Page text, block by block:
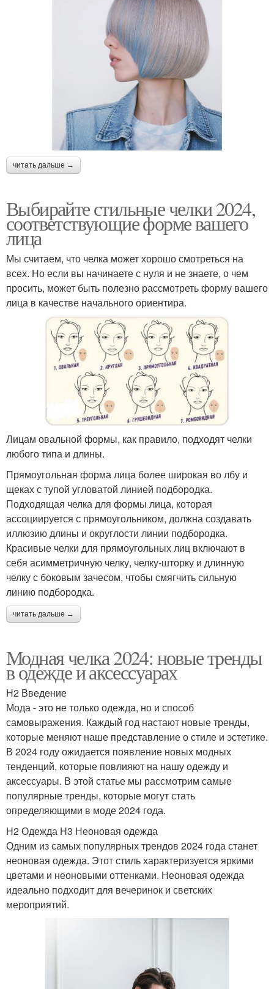
читать дальше →
Выбирайте стильные челки 2024,
соответствующие форме вашего
лица
Мы считаем, что челка может хорошо смотреться на
всех. Но если вы начинаете с нуля и не знаете, о чем
просить, может быть полезно рассмотреть форму вашего
лица в качестве начального ориентира.
Лицам овальной формы, как правило, подходят челки
любого типа и длины.
Прямоугольная форма лица более широкая во лбу и
щеках с тупой угловатой линией подбородка.
Подходящая челка для формы лица, которая
ассоциируется с прямоугольником, должна создавать
иллюзию длины и округлости линии подбородка.
Красивые челки для прямоугольных лиц включают в
себя асимметричную челку, челку-шторку и длинную
челку с боковым зачесом, чтобы смягчить сильную
линию подбородка.
читать дальше →
Модная челка 2024: новые тренды
в одежде и аксессуарах
H2 Введение
Мода - это не только одежда, но и способ
самовыражения. Каждый год настают новые тренды,
которые меняют наше представление о стиле и эстетике.
В 2024 году ожидается появление новых модных
тенденций, которые повлияют на нашу одежду и
аксессуары. В этой статье мы рассмотрим самые
популярные тренды, которые могут стать
определяющими в моде 2024 года.
H2 Одежда H3 Неоновая одежда
Одним из самых популярных трендов 2024 года станет
неоновая одежда. Этот стиль характеризуется яркими
цветами и неоновыми оттенками. Неоновая одежда
идеально подходит для вечеринок и светских
мероприятий.